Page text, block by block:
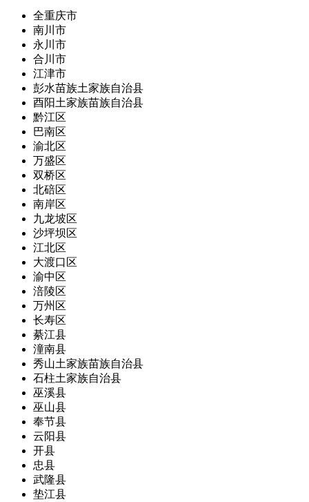
全重庆市
南川市
永川市
合川市
江津市
彭水苗族土家族自治县
酉阳土家族苗族自治县
黔江区
巴南区
渝北区
万盛区
双桥区
北碚区
南岸区
九龙坡区
沙坪坝区
江北区
大渡口区
渝中区
涪陵区
万州区
长寿区
綦江县
潼南县
秀山土家族苗族自治县
石柱土家族自治县
巫溪县
巫山县
奉节县
云阳县
开县
忠县
武隆县
垫江县